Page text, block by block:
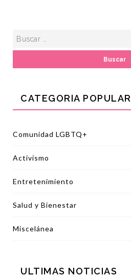
CATEGORÍA POPULAR
Comunidad LGBTQ+
Activismo
Entretenimiento
Salud y Bienestar
Miscelánea
ULTIMAS NOTICIAS